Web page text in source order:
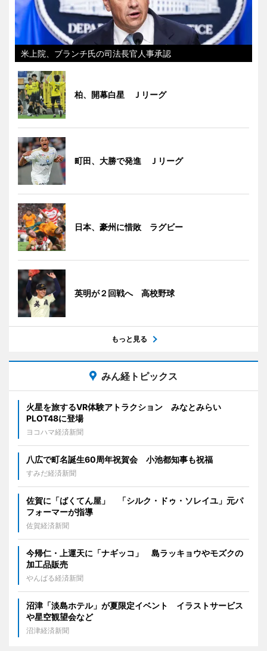
米上院、ブランチ氏の司法長官人事承認
柏、開幕白星 Ｊリーグ
町田、大勝で発進 Ｊリーグ
日本、豪州に惜敗 ラグビー
英明が２回戦へ 高校野球
もっと見る
みん経トピックス
火星を旅するVR体験アトラクション みなとみらい
PLOT48に登場
ヨコハマ経済新聞
八広で町名誕生60周年祝賀会 小池都知事も祝福
すみだ経済新聞
佐賀に「ばくてん屋」 「シルク・ドゥ・ソレイユ」元パ
フォーマーが指導
佐賀経済新聞
今帰仁・上運天に「ナギッコ」 島ラッキョウやモズクの
加工品販売
やんばる経済新聞
沼津「淡島ホテル」が夏限定イベント イラストサービス
や星空観望会など
沼津経済新聞